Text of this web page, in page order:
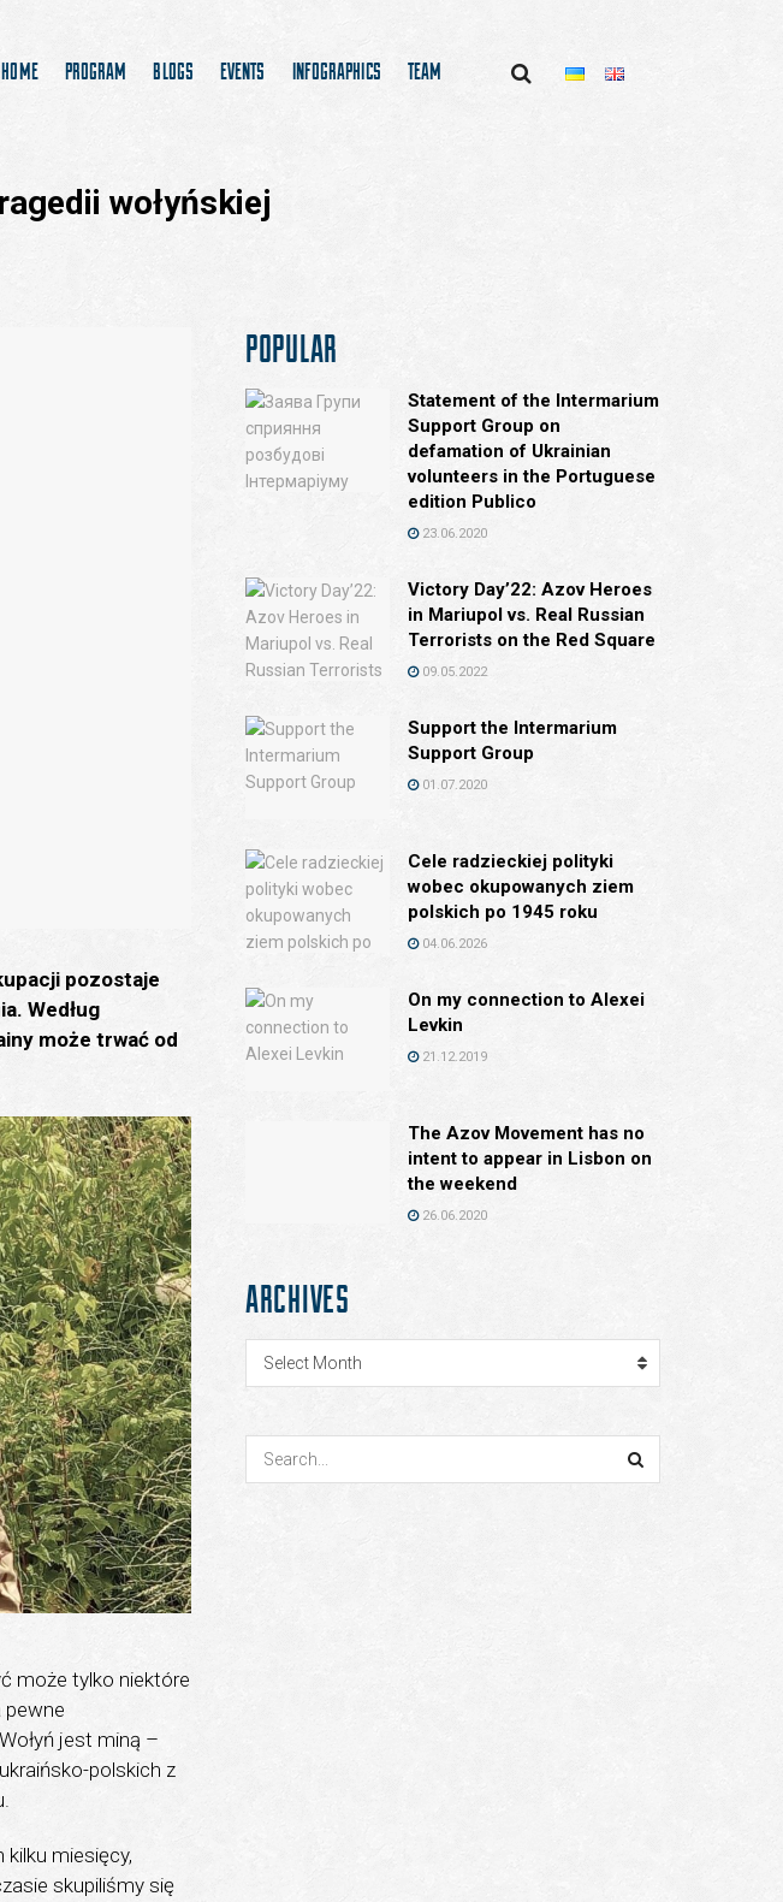
HOME PROGRAM BLOGS EVENTS INFOGRAPHICS TEAM
wołyńskiej
pozostaje
Według
może trwać od
może tylko niektóre
pewne
jest miną –
polskich z
miesięcy,
skupiliśmy się
POPULAR
Statement of the Intermarium
Support Group on
defamation of Ukrainian
volunteers in the Portuguese
edition Publico
23.06.2020
Victory Day’22: Azov Heroes
in Mariupol vs. Real Russian
Terrorists on the Red Square
09.05.2022
Support the Intermarium
Support Group
01.07.2020
Cele radzieckiej polityki
wobec okupowanych ziem
polskich po 1945 roku
04.06.2026
On my connection to Alexei
Levkin
21.12.2019
The Azov Movement has no
intent to appear in Lisbon on
the weekend
26.06.2020
ARCHIVES
Select Month